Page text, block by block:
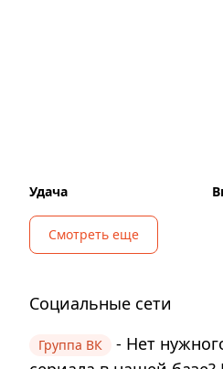
Удача
Смотреть еще
Социальные сети
Группа ВК
- Нет